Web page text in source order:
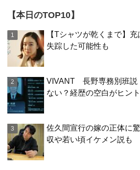
【本日のTOP10】
【Tシャツが乾くまで】
失踪した可能性も
VIVANT 長野専務別班説
ない？経歴の空白がヒン
佐久間宣行の嫁の正体に
収や若い頃イケメン説も